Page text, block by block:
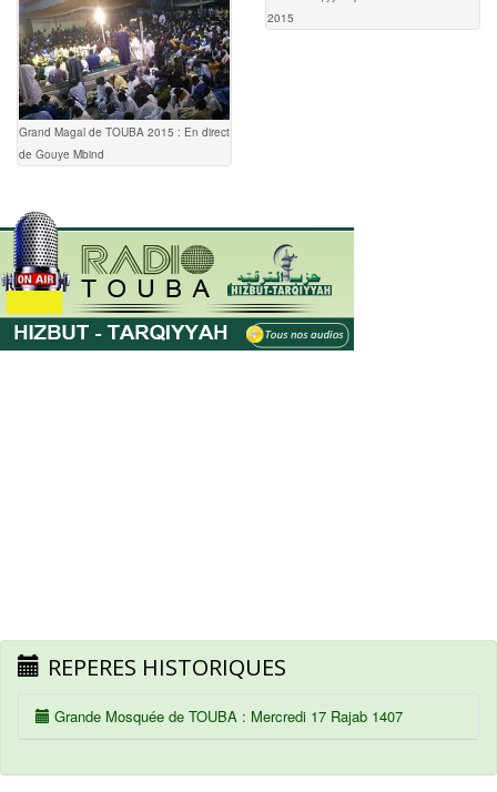
Grand Magal de TOUBA 2015 : En direct
de Gouye Mbind
2015
REPERES HISTORIQUES
Grande Mosquée de TOUBA : Mercredi 17 Rajab 1407